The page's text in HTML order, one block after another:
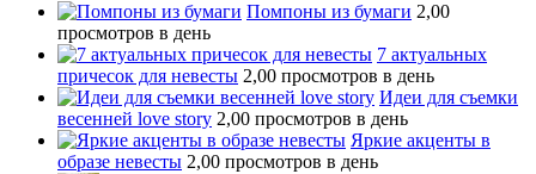
Помпоны из бумаги 2,00
просмотров в день
7 актуальных
причесок для невесты 2,00 просмотров в день
Идеи для съемки
весенней love story 2,00 просмотров в день
Яркие акценты в
образе невесты 2,00 просмотров в день